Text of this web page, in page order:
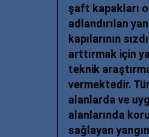
şaft kapakları
adlandırılan
kapılarının
arttırmak için
teknik
vermektedir.
alanlarda ve
alanlarında
sağlayan